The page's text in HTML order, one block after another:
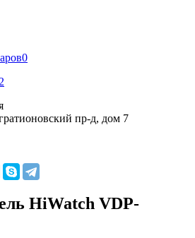
0
пр-д, дом 7
HiWatch VDP-